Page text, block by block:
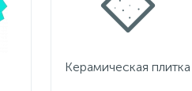
Керамическая плитка